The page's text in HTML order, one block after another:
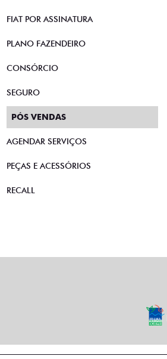
FIAT POR ASSINATURA
PLANO FAZENDEIRO
CONSÓRCIO
SEGURO
PÓS VENDAS
AGENDAR SERVIÇOS
PEÇAS E ACESSÓRIOS
RECALL